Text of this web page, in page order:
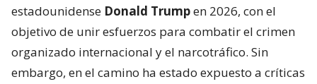
estadounidense Donald Trumpen 2026, con el
objetivo de unir esfuerzos para combatir el crimen
organizado internacional y el narcotráfico. Sin
embargo, en el camino ha estado expuesto a críticas